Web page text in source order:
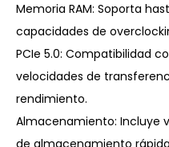
Memoria RAM: Soporta
capacidades de
PCIe 5.0: Compatibilidad
velocidades de
rendimiento.
Almacenamiento: Incluye